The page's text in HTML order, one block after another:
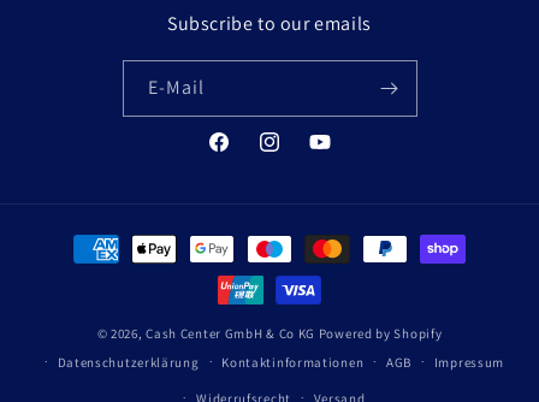
Subscribe to our emails
E-Mail
FacebookInstagramYouTube
Zahlungsmethoden
© 2026,Cash Center GmbH & Co KG Powered by Shopify
Datenschutzerklärung
Kontaktinformationen AGB Impressum
Widerrufsrecht Versand